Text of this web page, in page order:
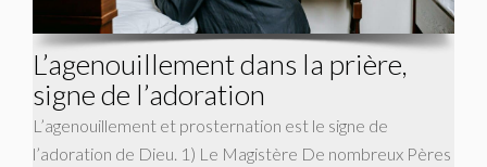
L’agenouillement dans la prière,
signe de l’adoration
L’agenouillement et prosternation est le signe de
l’adoration de Dieu. 1) Le Magistère De nombreux Pères